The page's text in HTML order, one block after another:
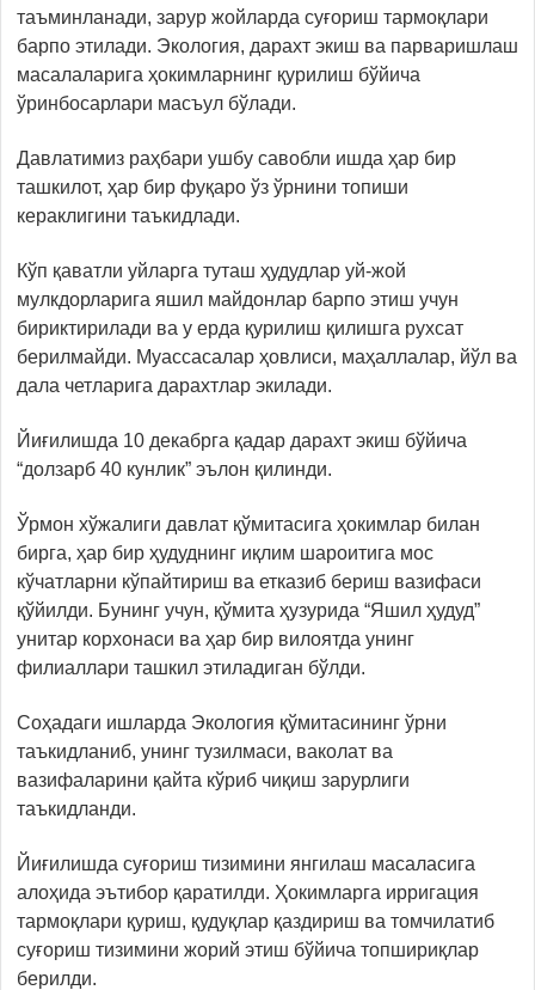
таъминланади, зарур жойларда суғориш тармоқлари
барпо этилади. Экология, дарахт экиш ва парваришлаш
масалаларига ҳокимларнинг қурилиш бўйича
ўринбосарлари масъул бўлади.
Давлатимиз раҳбари ушбу савобли ишда ҳар бир
ташкилот, ҳар бир фуқаро ўз ўрнини топиши
кераклигини таъкидлади.
Кўп қаватли уйларга туташ ҳудудлар уй-жой
мулкдорларига яшил майдонлар барпо этиш учун
бириктирилади ва у ерда қурилиш қилишга рухсат
берилмайди. Муассасалар ҳовлиси, маҳаллалар, йўл ва
дала четларига дарахтлар экилади.
Йиғилишда 10 декабрга қадар дарахт экиш бўйича
“долзарб 40 кунлик” эълон қилинди.
Ўрмон хўжалиги давлат қўмитасига ҳокимлар билан
бирга, ҳар бир ҳудуднинг иқлим шароитига мос
кўчатларни кўпайтириш ва етказиб бериш вазифаси
қўйилди. Бунинг учун, қўмита ҳузурида “Яшил ҳудуд”
унитар корхонаси ва ҳар бир вилоятда унинг
филиаллари ташкил этиладиган бўлди.
Соҳадаги ишларда Экология қўмитасининг ўрни
таъкидланиб, унинг тузилмаси, ваколат ва
вазифаларини қайта кўриб чиқиш зарурлиги
таъкидланди.
Йиғилишда суғориш тизимини янгилаш масаласига
алоҳида эътибор қаратилди. Ҳокимларга ирригация
тармоқлари қуриш, қудуқлар қаздириш ва томчилатиб
суғориш тизимини жорий этиш бўйича топшириқлар
берилди.